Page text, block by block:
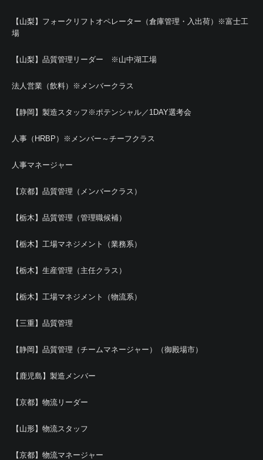
【山梨】フォークリフトオペレーター（倉庫管理・入出荷）※富士工
場
【山梨】品質管理リーダー ※山中湖工場
法人営業（飲料）※メンバークラス
【静岡】製造スタッフ※ポテンシャル／1DAY選考会
人事（HRBP）※メンバー～チーフクラス
人事マネージャー
【京都】品質管理（メンバークラス）
【栃木】品質管理（管理職候補）
【栃木】工場マネジメント（業務系）
【栃木】生産管理（主任クラス）
【栃木】工場マネジメント（物流系）
【三重】品質管理
【静岡】品質管理（チームマネージャー）（御殿場市）
【鹿児島】製造メンバー
【京都】物流リーダー
【山形】物流スタッフ
【京都】物流マネージャー